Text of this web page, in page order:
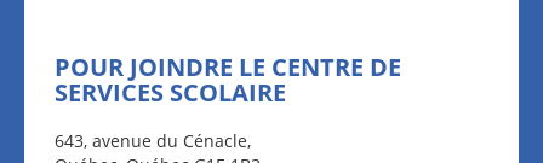
POUR JOINDRE LE CENTRE DE
SERVICES SCOLAIRE
643, avenue du Cénacle,